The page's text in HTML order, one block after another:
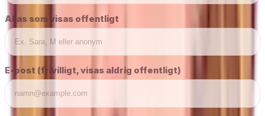
Alias som visas offentligt
E-post (frivilligt, visas aldrig offentligt)